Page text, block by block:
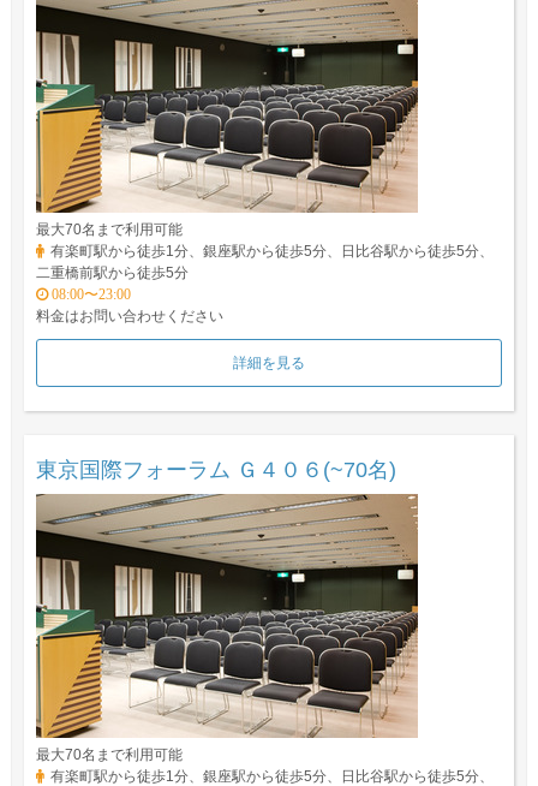
最大70名まで利用可能
有楽町駅から徒歩1分、銀座駅から徒歩5分、日比谷駅から徒歩5分、
二重橋前駅から徒歩5分
08:00〜23:00
料金はお問い合わせください
詳細を見る
東京国際フォーラム Ｇ４０６(~70名)
最大70名まで利用可能
有楽町駅から徒歩1分、銀座駅から徒歩5分、日比谷駅から徒歩5分、